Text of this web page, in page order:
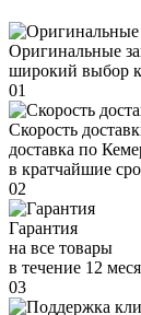
Оригинальные
широкий выбор
01
Скорость
доставка по
в кратчайшие
02
Гарантия
на все товары
в течение 12
03